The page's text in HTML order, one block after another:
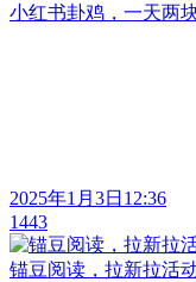
小红书卦鸡，一天两块
2025年1月3日12:36
1443
锚豆阅读，拉新拉活